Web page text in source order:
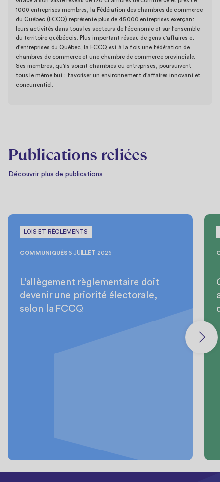
1000 entreprises membres, la Fédération des chambres de commerce
du Québec (FCCQ) représente plus de 45 000 entreprises exerçant
leurs activités dans tous les secteurs de l'économie et sur l'ensemble
du territoire québécois. Plus important réseau de gens d'affaires et
d'entreprises du Québec, la FCCQ est à la fois une fédération de
chambres de commerce et une chambre de commerce provinciale.
Ses membres, qu'ils soient chambres ou entreprises, poursuivent
tous le même but : favoriser un environnement d'affaires innovant et
concurrentiel.
Publications reliées
Découvrir plus de publications
LOIS ET RÈGLEMENTS
COMMUNIQUÉS 6 JUILLET 2026
L’allègement règlementaire doit
devenir une priorité électorale,
selon la FCCQ